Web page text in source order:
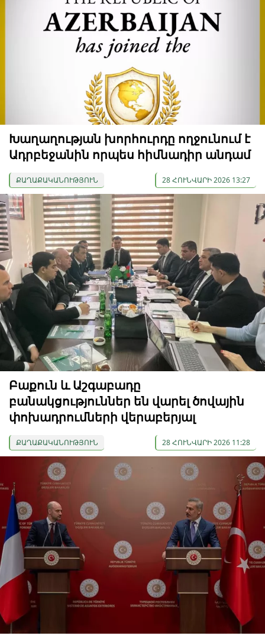
Խաղաղության խորհուրդը ողջունում է
Ադրբեջանին որպես հիմնադիր անդամ
ՔԱՂԱՔԱԿԱՆՈՒԹՅՈՒՆ 28 ՀՈՒՆՎԱՐԻ 2026 13:27
Բաքուն և Աշգաբադը
բանակցություններ են վարել ծովային
փոխադրումների վերաբերյալ
ՔԱՂԱՔԱԿԱՆՈՒԹՅՈՒՆ 28 ՀՈՒՆՎԱՐԻ 2026 11:28